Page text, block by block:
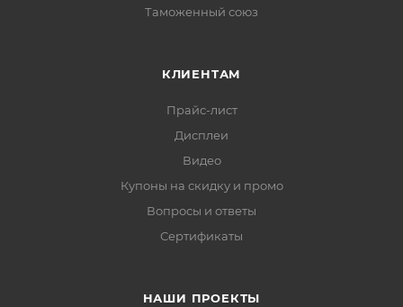
Таможенный союз
КЛИЕНТАМ
Прайс-лист
Дисплеи
Видео
Купоны на скидку и промо
Вопросы и ответы
Сертификаты
НАШИ ПРОЕКТЫ